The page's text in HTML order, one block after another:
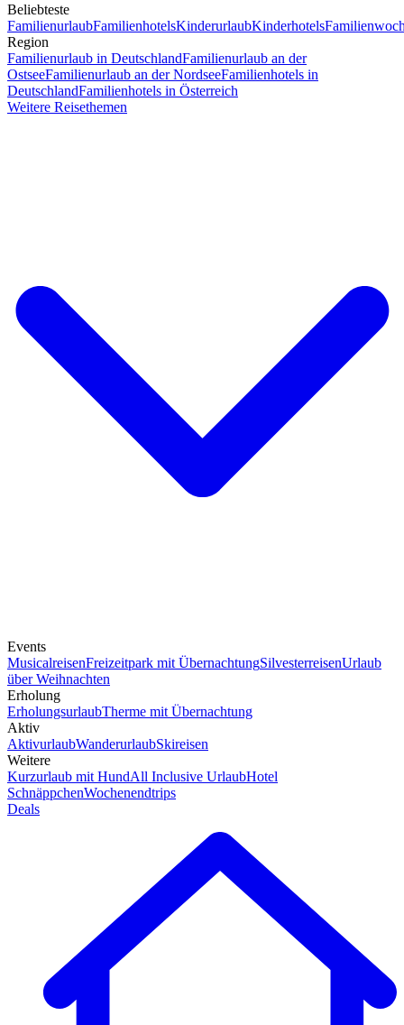
Beliebteste
FamilienurlaubFamilienhotelsKinderurlaubKinderhotels
Region
Familienurlaub in DeutschlandFamilienurlaub an der
OstseeFamilienurlaub an der NordseeFamilienhotels in
DeutschlandFamilienhotels in Österreich
Weitere Reisethemen
Events
MusicalreisenFreizeitpark mit ÜbernachtungSilvesterreisenUrlaub
über Weihnachten
Erholung
ErholungsurlaubTherme mit Übernachtung
Aktiv
AktivurlaubWanderurlaubSkireisen
Weitere
Kurzurlaub mit HundAll Inclusive UrlaubHotel
SchnäppchenWochenendtrips
Deals